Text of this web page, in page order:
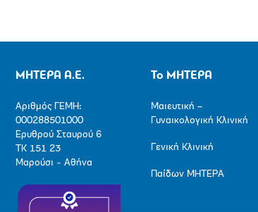
ΜΗΤΕΡΑ Α.Ε.
Αριθμός ΓΕΜΗ:
000288501000
Ερυθρού Σταυρού 6
ΤΚ 151 23
Μαρούσι - Αθήνα
Το ΜΗΤΕΡΑ
Μαιευτική –
Γυναικολογική Κλινική
Γενική Κλινική
Παίδων ΜΗΤΕΡΑ